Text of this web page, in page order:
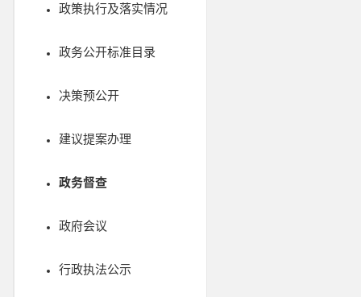
政策执行及落实情况
政务公开标准目录
决策预公开
建议提案办理
政务督查
政府会议
行政执法公示